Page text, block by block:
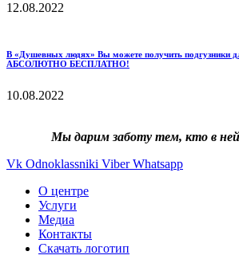
12.08.2022
В «Душевных людях» Вы можете получить подгузники
АБСОЛЮТНО БЕСПЛАТНО!
10.08.2022
Мы дарим заботу тем, кто в
Vk Odnoklassniki Viber Whatsapp
О центре
Услуги
Медиа
Контакты
Скачать логотип